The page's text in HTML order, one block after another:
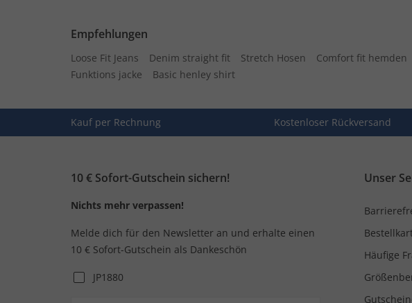
Empfehlungen
Loose Fit Jeans Denim straight fit Stretch Hosen Comfort fit hemden
Funktions jacke
Basic henley shirt
Kauf per Rechnung Kostenloser Rückversand
10 € Sofort-Gutschein sichern!
Nichts mehr verpassen!
Melde dich für den Newsletter an und erhalte einen
10 € Sofort-Gutschein als Dankeschön
JP1880
Unser
Häufige